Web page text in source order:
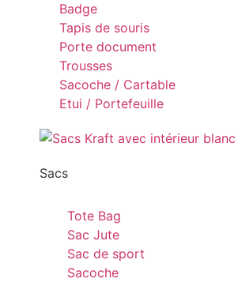
Badge
Tapis de souris
Porte document
Trousses
Sacoche / Cartable
Etui / Portefeuille
Sacs
Tote Bag
Sac Jute
Sac de sport
Sacoche